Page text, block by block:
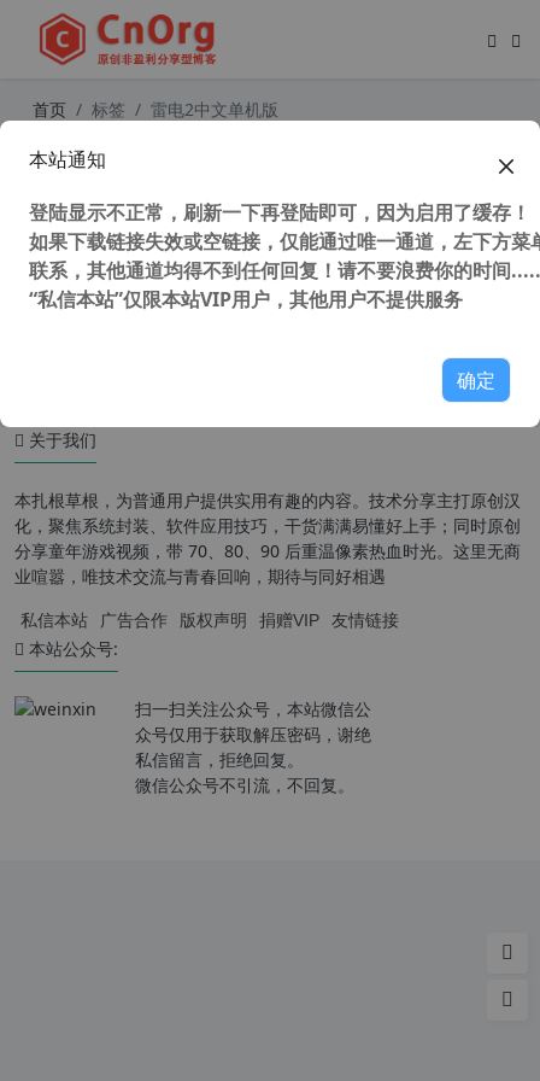
首页 标签 雷电2中文单机版
关于我们
本扎根草根，为普通用户提供实用有趣的内容。技术分享主打原创汉
化，聚焦系统封装、软件应用技巧，干货满满易懂好上手；同时原创
分享童年游戏视频，带 70、80、90 后重温像素热血时光。这里无商
业喧嚣，唯技术交流与青春回响，期待与同好相遇
私信本站 广告合作 版权声明 捐赠VIP 友情链接
本站公众号:
扫一扫关注公众号，本站微信公
众号仅用于获取解压密码，谢绝
私信留言，拒绝回复。
微信公众号不引流，不回复。
本站通知
登陆显示不正常，刷新一下再登陆即可，因为启用了缓存！
如果下载链接失效或空链接，仅能通过唯一通道，左下方菜
联系，其他通道均得不到任何回复！请不要浪费你的时间
“私信本站”仅限本站VIP用户，其他用户不提供服务
确定